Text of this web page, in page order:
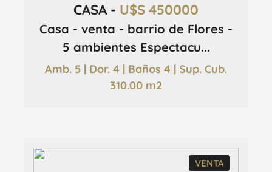
CASA - U$S 450000
Casa - venta - barrio de Flores -
5 ambientes Espectacu...
Amb. 5 | Dor. 4 | Baños 4 | Sup. Cub.
310.00 m2
VENTA